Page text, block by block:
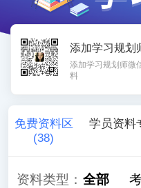
添加学习规划
添加学习规划师微
料
免费资料区
(38)
学员资料
资料类型： 全部